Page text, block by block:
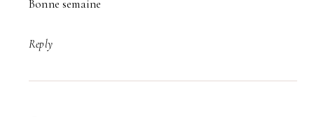
Bonne semaine
Reply